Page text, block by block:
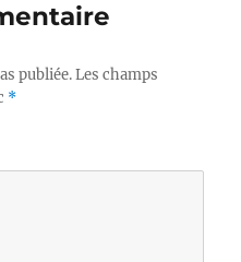
publiée. Les champs
*